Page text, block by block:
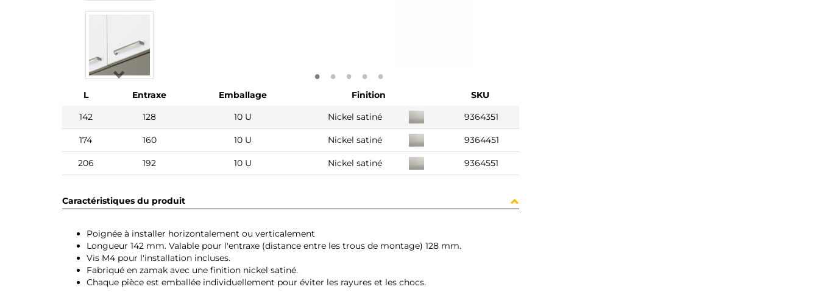
L Entraxe Emballage Finition
SKU
142
128 10 U Nickel satiné 9364351
174 160 10 U Nickel satiné 9364451
206 192 10 U Nickel satiné 9364551
Caractéristiques du produit
Poignée à installer horizontalement ou verticalement
Longueur 142 mm. Valable pour l'entraxe (distance entre les trous de montage) 128 mm.
Vis M4 pour l'installation incluses.
Fabriqué en zamak avec une finition nickel satiné.
Chaque pièce est emballée individuellement pour éviter les rayures et les chocs.